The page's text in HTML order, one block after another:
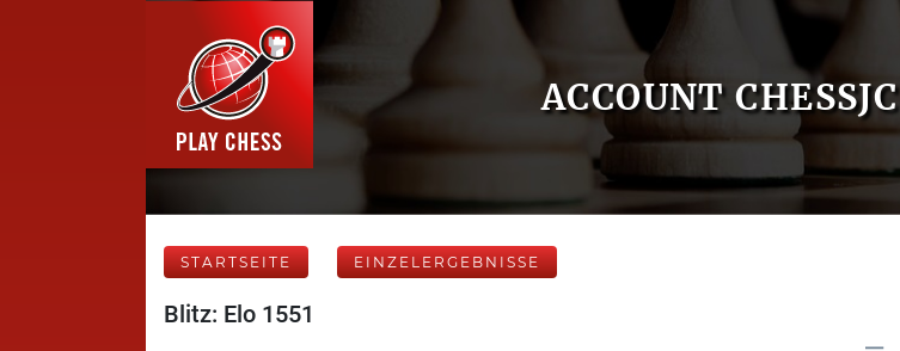
ACCOUNT CHESSJC
STARTSEITE EINZELERGEBNISSE
Blitz: Elo 1551